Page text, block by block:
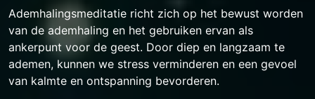
Ademhalingsmeditatie richt zich op het bewust worden
van de ademhaling en het gebruiken ervan als
ankerpunt voor de geest. Door diep en langzaam te
ademen, kunnen we stress verminderen en een gevoel
van kalmte en ontspanning bevorderen.